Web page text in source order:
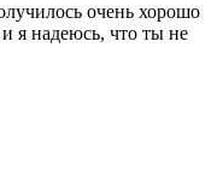
очень хорошо
я надеюсь, что ты не